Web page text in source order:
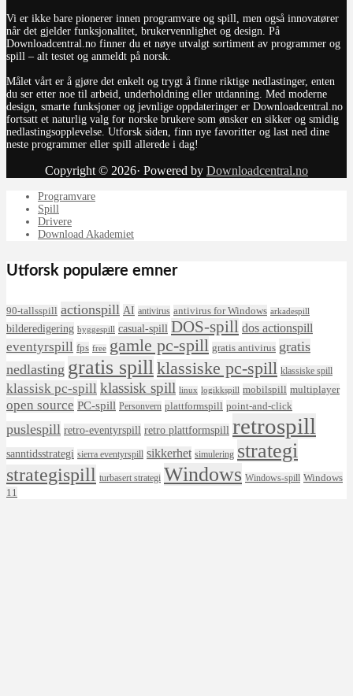
Vi er ikke bare pionerer innen programvare og spill, men også innovatører
når det gjelder funksjonalitet, brukervennlighet og design. På
Downloadcentral.no finner du et nøye utvalgt sortiment av programmer og
spill – alt testet og anmeldt på norsk.
Målet vårt er å gjøre det enkelt og trygt å finne riktige nedlastinger, enten
du ser etter noe til arbeid, underholdning eller utdanning. Med moderne
design, smarte funksjoner og jevnlige oppdateringer er Downloadcentral.no
fortsatt et naturlig valg for norske brukere som ønsker en sikker og smidig
nedlastingsopplevelse. Utforsk siden, finn nye favoritter og last ned dine
neste programmer eller spill allerede i dag!
Copyright © 2026· Powered by Downloadcentral.no
Programvare
Spill
Drivere
Download Akademiet
Utforsk populære emner
90-tallsspill actionspill AI antivirus antivirus for Windows arkadespill
bilderedigering byggespill casual-spill DOS-spill dos actionspill
eventyrspill fps free gamle pc-spill gratis antivirus gratis
nedlasting gratis spill klassiske pc-spill klassiske spill
klassisk pc-spill klassisk spill linux logikkspill mobilspill multiplayer
open source PC-spill Personvern plattformspill point-and-click
puslespill retro-eventyrspill retro plattformspill retrospill
sanntidsstrategi sierra eventyrspill sikkerhet simulering strategi
strategispill turbasert strategi Windows Windows-spill Windows
11